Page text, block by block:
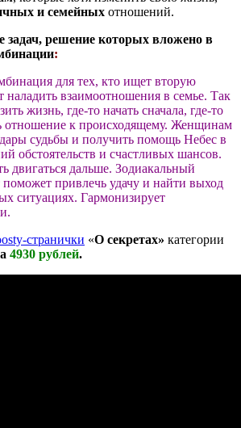
и семейных отношений.
задач, решение которых вложено в
:
для тех, кто ищет вторую
наладить взаимоотношения в семье. Так
жизнь, где-то начать сначала, где-то
отношение к происходящему. Женщинам
судьбы и получить помощь Небес в
обстоятельств и счастливых шансов.
двигаться дальше. Зодиакальный
привлечь удачу и найти выход
ситуациях. Гармонизирует
странички «О секретах» категории
4930 рублей.